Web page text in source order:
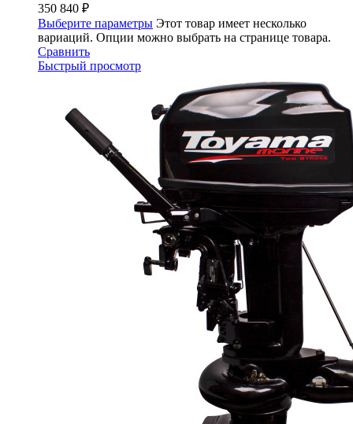
350 840 ₽
Выберите параметры Этот товар имеет несколько
вариаций. Опции можно выбрать на странице товара.
Сравнить
Быстрый просмотр